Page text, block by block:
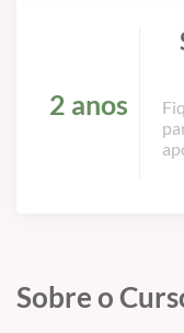
2 anos
Sobre o